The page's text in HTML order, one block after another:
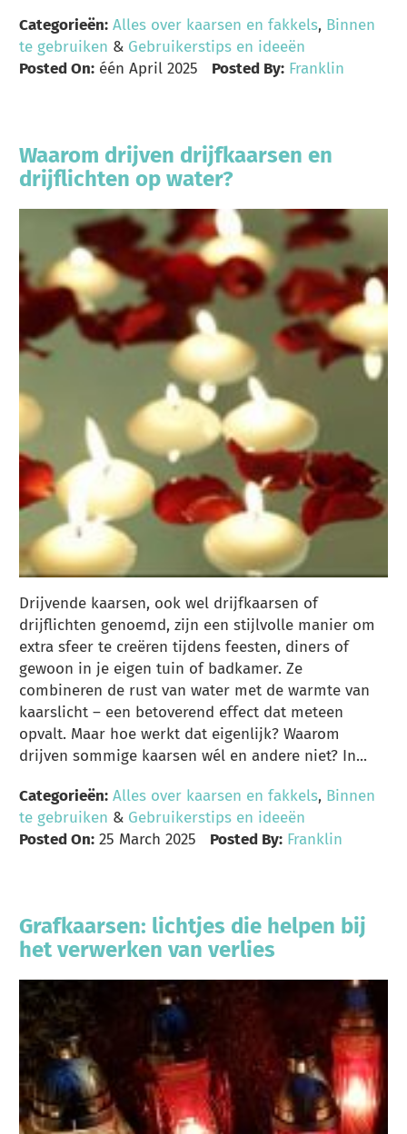
Categorieën: Alles over kaarsen en fakkels, Binnen
te gebruiken & Gebruikerstips en ideeën
Posted On: één April 2025 Posted By: Franklin
Waarom drijven drijfkaarsen en
drijflichten op water?
Drijvende kaarsen, ook wel drijfkaarsen of
drijflichten genoemd, zijn een stijlvolle manier om
extra sfeer te creëren tijdens feesten, diners of
gewoon in je eigen tuin of badkamer. Ze
combineren de rust van water met de warmte van
kaarslicht – een betoverend effect dat meteen
opvalt. Maar hoe werkt dat eigenlijk? Waarom
drijven sommige kaarsen wél en andere niet? In...
Categorieën: Alles over kaarsen en fakkels, Binnen
te gebruiken & Gebruikerstips en ideeën
Posted On: 25 March 2025 Posted By: Franklin
Grafkaarsen: lichtjes die helpen bij
het verwerken van verlies